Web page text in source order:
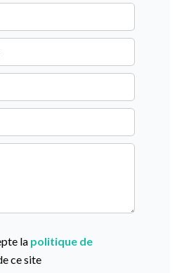
la politique de
ce site